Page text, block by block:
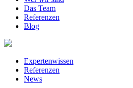
Das Team
Referenzen
Blog
Expertenwissen
Referenzen
News